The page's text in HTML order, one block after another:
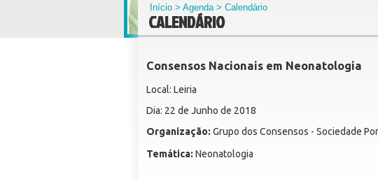
Início >Agenda> Calendário
CALENDÁRIO
Consensos Nacionais em Neonatologia
Local: Leiria
Dia: 22 de Junho de 2018
Organização: Grupo dos Consensos - Sociedade
Temática: Neonatologia